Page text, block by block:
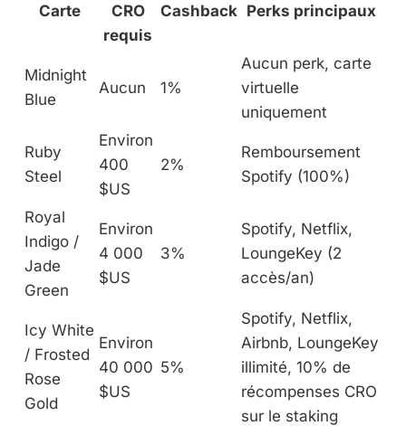
Carte
CRO
requis
Cashback Perks principaux
Midnight
Blue
Aucun 1%
Aucun perk, carte
virtuelle
uniquement
Ruby
Steel
Environ
400
$US
2%
Remboursement
Spotify (100%)
Royal
Indigo /
Jade
Green
Environ
4 000
$US
3%
Spotify, Netflix,
LoungeKey (2
accès/an)
Icy White
/ Frosted
Rose
Gold
Environ
40 000
$US
5%
Spotify, Netflix,
Airbnb, LoungeKey
illimité, 10% de
récompenses CRO
sur le staking